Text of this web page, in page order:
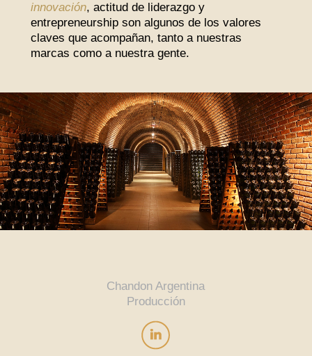
innovación, actitud de liderazgo y
entrepreneurship son algunos de los valores
claves que acompañan, tanto a nuestras
marcas como a nuestra gente.
Chandon Argentina
Producción